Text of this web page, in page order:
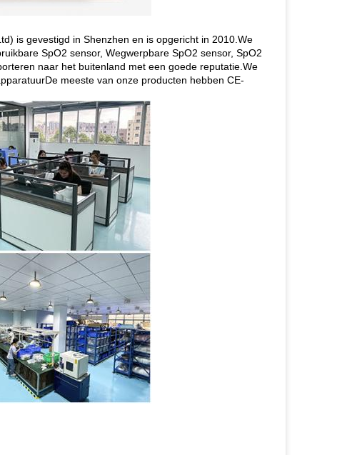
is gevestigd in Shenzhen en is opgericht in 2010.We
SpO2 sensor, Wegwerpbare SpO2 sensor, SpO2
naar het buitenland met een goede reputatie.We
meeste van onze producten hebben CE-